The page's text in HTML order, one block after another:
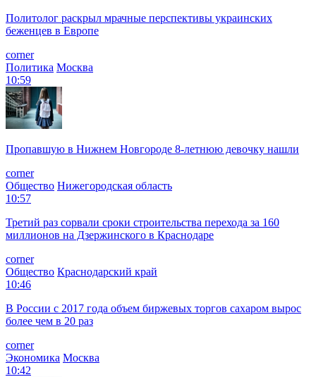
Политолог раскрыл мрачные перспективы украинских
беженцев в Европе
corner
Политика Москва
10:59
Пропавшую в Нижнем Новгороде 8-летнюю девочку нашли
corner
Общество Нижегородская область
10:57
Третий раз сорвали сроки строительства перехода за 160
миллионов на Дзержинского в Краснодаре
corner
Общество Краснодарский край
10:46
В России с 2017 года объем биржевых торгов сахаром вырос
более чем в 20 раз
corner
Экономика Москва
10:42